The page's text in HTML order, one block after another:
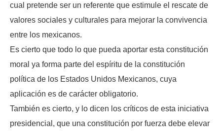
cual pretende ser un referente que estimule el rescate de
valores sociales y culturales para mejorar la convivencia
entre los mexicanos.
Es cierto que todo lo que pueda aportar esta constitución
moral ya forma parte del espíritu de la constitución
política de los Estados Unidos Mexicanos, cuya
aplicación es de carácter obligatorio.
También es cierto, y lo dicen los críticos de esta iniciativa
presidencial, que una constitución por fuerza debe elevar